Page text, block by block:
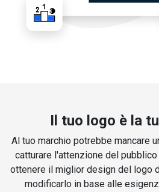
Il tuo logo è la
Al tuo marchio potrebbe mancare
catturare l'attenzione del
ottenere il miglior design del logo
modificarlo in base alle